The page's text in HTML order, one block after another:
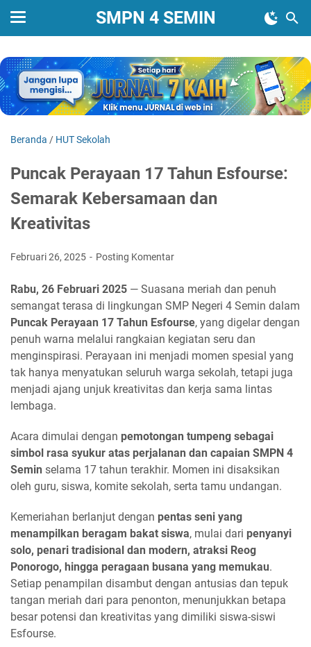
SMPN 4 SEMIN
Beranda / HUT Sekolah
Puncak Perayaan 17 Tahun Esfourse:
Semarak Kebersamaan dan
Kreativitas
Februari 26, 2025 Posting Komentar
Rabu, 26 Februari 2025 — Suasana meriah dan penuh
semangat terasa di lingkungan SMP Negeri 4 Semin dalam
Puncak Perayaan 17 Tahun Esfourse, yang digelar dengan
penuh warna melalui rangkaian kegiatan seru dan
menginspirasi. Perayaan ini menjadi momen spesial yang
tak hanya menyatukan seluruh warga sekolah, tetapi juga
menjadi ajang unjuk kreativitas dan kerja sama lintas
lembaga.
Acara dimulai dengan pemotongan tumpeng sebagai
simbol rasa syukur atas perjalanan dan capaian SMPN 4
Semin selama 17 tahun terakhir. Momen ini disaksikan
oleh guru, siswa, komite sekolah, serta tamu undangan.
Kemeriahan berlanjut dengan pentas seni yang
menampilkan beragam bakat siswa, mulai dari penyanyi
solo, penari tradisional dan modern, atraksi Reog
Ponorogo, hingga peragaan busana yang memukau.
Setiap penampilan disambut dengan antusias dan tepuk
tangan meriah dari para penonton, menunjukkan betapa
besar potensi dan kreativitas yang dimiliki siswa-siswi
Esfourse.